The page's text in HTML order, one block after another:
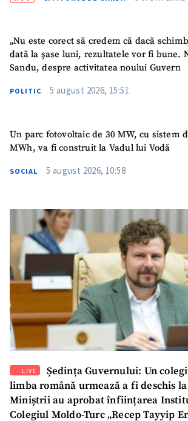
„Nu este corect să credem că dacă
dată la șase luni, rezultatele vor fi bune.
Sandu, despre activitatea noului Guvern
POLITIC 5 august 2026, 15:51
Un parc fotovoltaic de 30 MW, cu sistem
MWh, va fi construit la Vadul lui Vodă
SOCIAL 5 august 2026, 10:58
LIVE
Ședința Guvernului: Un
limba română urmează a fi deschis
Miniștrii au aprobat înființarea
Colegiul Moldo-Turc „Recep Tayyip